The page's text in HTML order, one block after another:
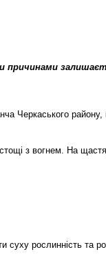
причинами
Черкаського
з вогнем. На
рослинність та